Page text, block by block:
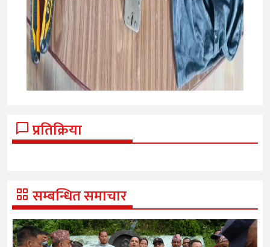
प्रतिक्रिया
सम्बन्धित समाचार